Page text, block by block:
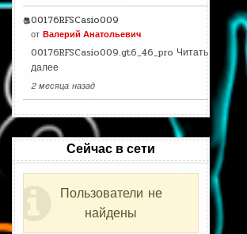
00176RFSCasio009
от Валерий Анатольевич
00176RFSCasio009.gt6_46_pro Читать
далее
2 месяца назад
Сейчас в сети
Пользователи не
найдены